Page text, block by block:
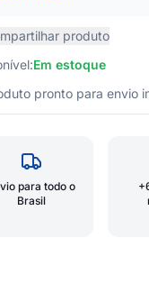
produto
Em estoque
pronto para
para todo o
Brasil